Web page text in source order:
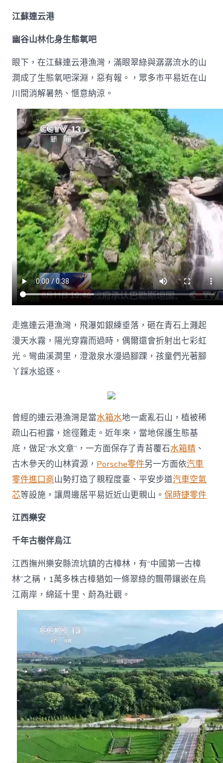
沉
醉
式
感
染
天
然
之
美〉
中
江蘇連云港
幽谷山林化身生態氧吧
眼下，在江蘇連云港漁灣，滿眼翠綠與潺潺流水的山
澗成了生態氧吧深淵，惡有報。，眾多市平易近在山
川間消解暑熱、愜意納涼。
走進連云港漁灣，飛瀑如銀練垂落，砸在青石上濺起
漫天水霧，陽光穿霧而過時，偶爾還會折射出七彩虹
光。彎曲溪澗里，澄澈泉水漫過腳踝，孩童們光著腳
丫踩水追逐。
曾經的連云港漁灣是當水箱水地一處亂石山，植被稀
疏山石袒露，途徑難走。近年來，當地保護生態基
底，做足“水文章”，一方面保存了青苔覆石水箱精 、
古木參天的山林資源， Porsche零件另一方面依汽車
零件進口商山勢打造了親程度臺、平安步道汽車空氣
芯等設施，讓周邊居平易近近山更親山。保時捷零件
江西樂安
千年古樹伴烏江
江西撫州樂安縣流坑鎮的古樟林，有“中國第一古樟
林”之稱，1萬多株古樟猶如一條翠綠的飄帶鑲嵌在烏
江兩岸，綿延十里、蔚為壯觀。